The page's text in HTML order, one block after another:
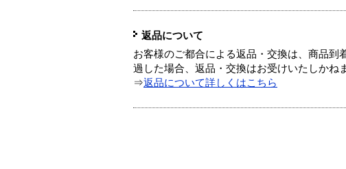
返品について
お客様のご都合による返品・交換は、商品到
過した場合、返品・交換はお受けいたしかね
⇒返品について詳しくはこちら